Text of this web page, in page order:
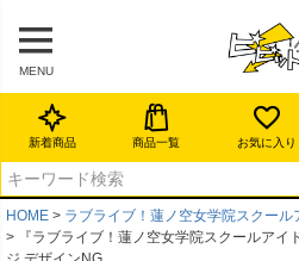
MENU
新着商品 商品一覧 お気に入り
HOME
ラブライブ！蓮ノ空女学院スクール
『ラブライブ！蓮ノ空女学院スクールア